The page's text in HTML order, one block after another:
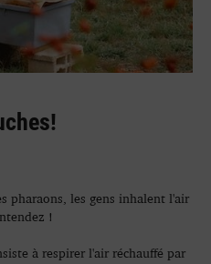
pharaons, les gens inhalent l'air
!
à respirer l'air réchauffé par